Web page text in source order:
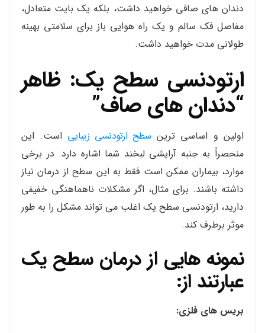
دندان های صافی خواهید داشت، بلکه یک بایت متعادل،
مفاصل فک سالم و یک راه هوایی باز برای سلامتی بهینه
طولانی مدت خواهید داشت.
ارتودنسی سطح یک: ظاهر
“دندان های صاف”
اولین و اساسی ترین سطح ارتودنسی زیبایی است. این
منحصراً به جنبه آرایشی لبخند شما اشاره دارد. در برخی
موارد، بیماران ممکن است فقط به این سطح از درمان نیاز
داشته باشند. برای مثال، اگر مشکلات ناهماهنگی خفیفی
دارید، ارتودنسی سطح یک اغلب می تواند مشکل را به طور
موثر برطرف کند.
نمونه هایی از درمان سطح یک
عبارتند از:
بریس های فلزی: